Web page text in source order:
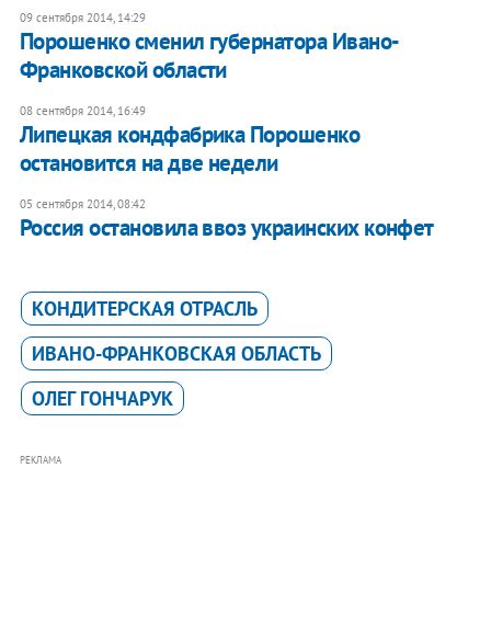
09 сентября 2014, 14:29
Порошенко сменил губернатора Ивано-
Франковской области
08 сентября 2014, 16:49
Липецкая кондфабрика Порошенко
остановится на две недели
05 сентября 2014, 08:42
Россия остановила ввоз украинских конфет
КОНДИТЕРСКАЯ ОТРАСЛЬ
ИВАНО-ФРАНКОВСКАЯ ОБЛАСТЬ
ОЛЕГ ГОНЧАРУК
РЕКЛАМА